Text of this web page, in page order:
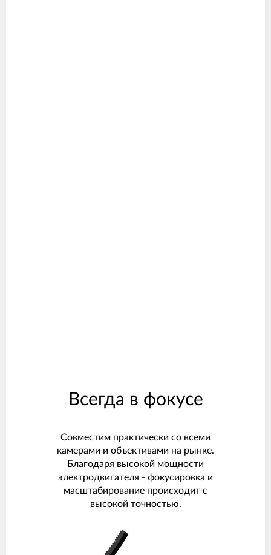
Всегда в фокусе
Совместим практически со всеми
камерами и объективами на рынке.
Благодаря высокой мощности
электродвигателя - фокусировка и
масштабирование происходит с
высокой точностью.